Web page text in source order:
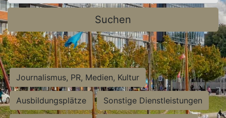
Suchen
Journalismus, PR, Medien, Kultur
Ausbildungsplätze Sonstige Dienstleistungen